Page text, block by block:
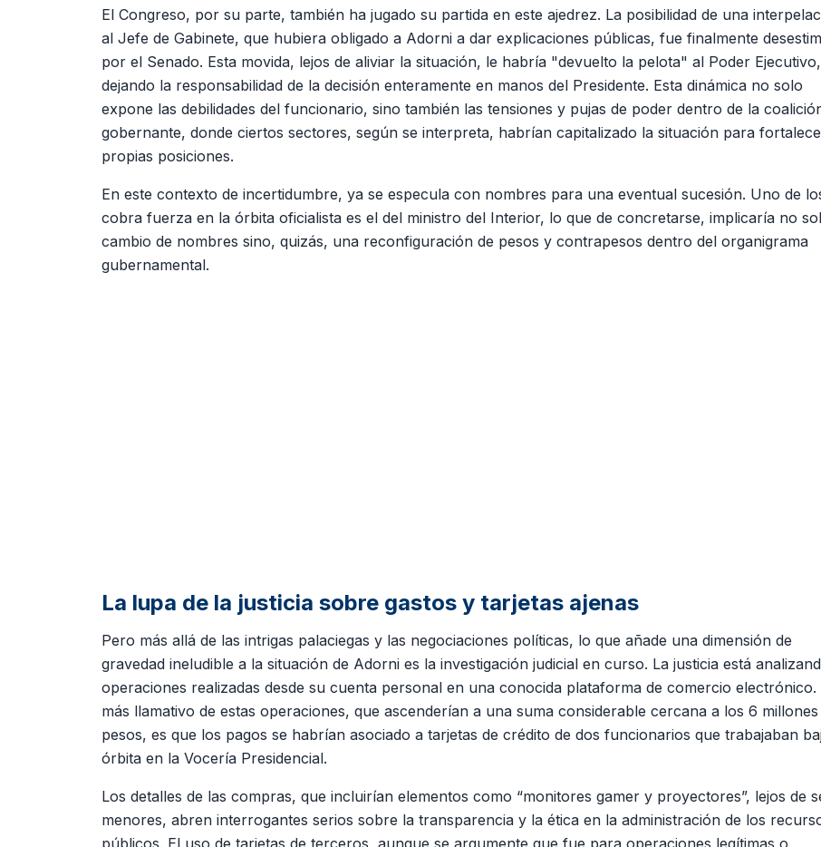
El Congreso, por su parte, también ha jugado su partida en este ajedrez. La posibilidad de una
al Jefe de Gabinete, que hubiera obligado a Adorni a dar explicaciones públicas, fue finalmente
por el Senado. Esta movida, lejos de aliviar la situación, le habría "devuelto la pelota" al Poder Ejecutivo,
dejando la responsabilidad de la decisión enteramente en manos del Presidente. Esta dinámica no solo
expone las debilidades del funcionario, sino también las tensiones y pujas de poder dentro de la
gobernante, donde ciertos sectores, según se interpreta, habrían capitalizado la situación para
propias posiciones.
En este contexto de incertidumbre, ya se especula con nombres para una eventual sucesión. Uno de
cobra fuerza en la órbita oficialista es el del ministro del Interior, lo que de concretarse, implicaría no
cambio de nombres sino, quizás, una reconfiguración de pesos y contrapesos dentro del organigrama
gubernamental.
La lupa de la justicia sobre gastos y tarjetas ajenas
Pero más allá de las intrigas palaciegas y las negociaciones políticas, lo que añade una dimensión de
gravedad ineludible a la situación de Adorni es la investigación judicial en curso. La justicia está
operaciones realizadas desde su cuenta personal en una conocida plataforma de comercio electrónico.
más llamativo de estas operaciones, que ascenderían a una suma considerable cercana a los 6 millones
pesos, es que los pagos se habrían asociado a tarjetas de crédito de dos funcionarios que trabajaban
órbita en la Vocería Presidencial.
Los detalles de las compras, que incluirían elementos como “monitores gamer y proyectores”, lejos de
menores, abren interrogantes serios sobre la transparencia y la ética en la administración de los
públicos. El uso de tarjetas de terceros, aunque se argumente que fue para operaciones legítimas o